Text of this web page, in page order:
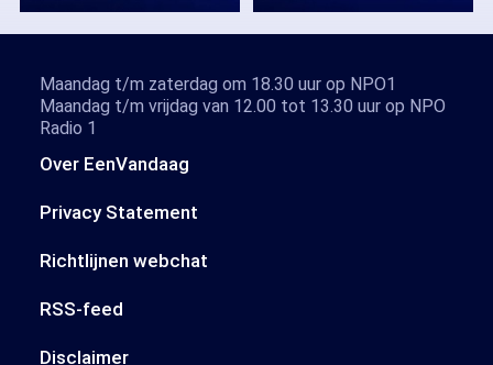
Over EenVandaag
Privacy Statement
Richtlijnen webchat
RSS-feed
Disclaimer
Maandag t/m zaterdag om 18.30 uur op NPO1
Maandag t/m vrijdag van 12.00 tot 13.30 uur op NPO
Radio 1